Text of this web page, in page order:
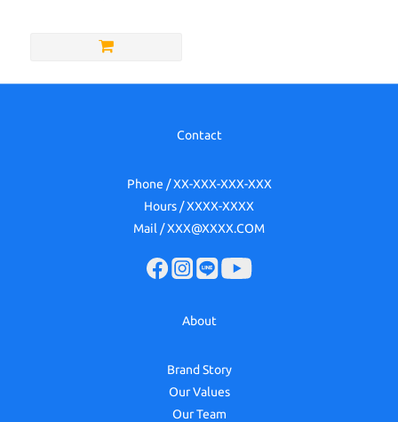
Contact
Phone / XX-XXX-XXX-XXX
Hours / XXXX-XXXX
Mail / XXX@XXXX.COM
About
Brand Story
Our Values
Our Team